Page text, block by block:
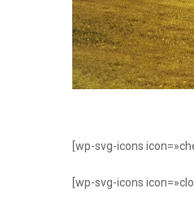
[wp-svg-icons
[wp-svg-icons